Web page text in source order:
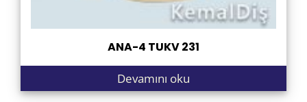
ANA-4 TUKV 231
Devamını oku